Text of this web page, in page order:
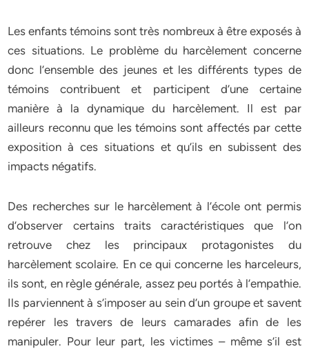
Les enfants témoins sont très nombreux à être exposés à
ces situations. Le problème du harcèlement concerne
donc l’ensemble des jeunes et les différents types de
témoins contribuent et participent d’une certaine
manière à la dynamique du harcèlement. Il est par
ailleurs reconnu que les témoins sont affectés par cette
exposition à ces situations et qu’ils en subissent des
impacts négatifs.
Des recherches sur le harcèlement à l’école ont permis
d’observer certains traits caractéristiques que l’on
retrouve chez les principaux protagonistes du
harcèlement scolaire. En ce qui concerne les harceleurs,
ils sont, en règle générale, assez peu portés à l’empathie.
Ils parviennent à s’imposer au sein d’un groupe et savent
repérer les travers de leurs camarades afin de les
manipuler. Pour leur part, les victimes – même s’il est